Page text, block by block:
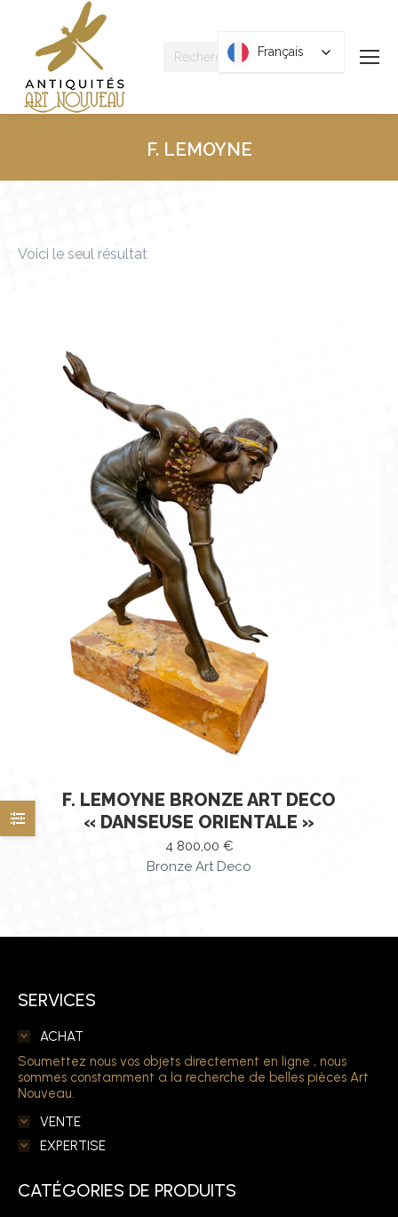
Recherche
F. LEMOYNE
Voici le seul résultat
F. LEMOYNE BRONZE ART DECO
« DANSEUSE ORIENTALE »
4 800,00 €
Bronze Art Deco
SERVICES
ACHAT
Soumettez nous vos objets directement en ligne , nous
sommes constamment a la recherche de belles pièces Art
Nouveau.
VENTE
EXPERTISE
CATÉGORIES DE PRODUITS
Français
Français